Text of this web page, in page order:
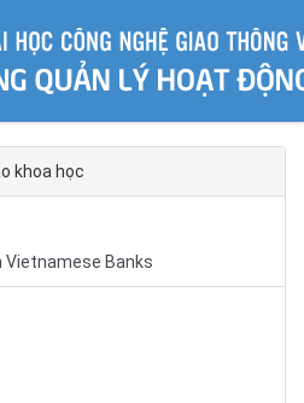
khoa học
Vietnamese Banks